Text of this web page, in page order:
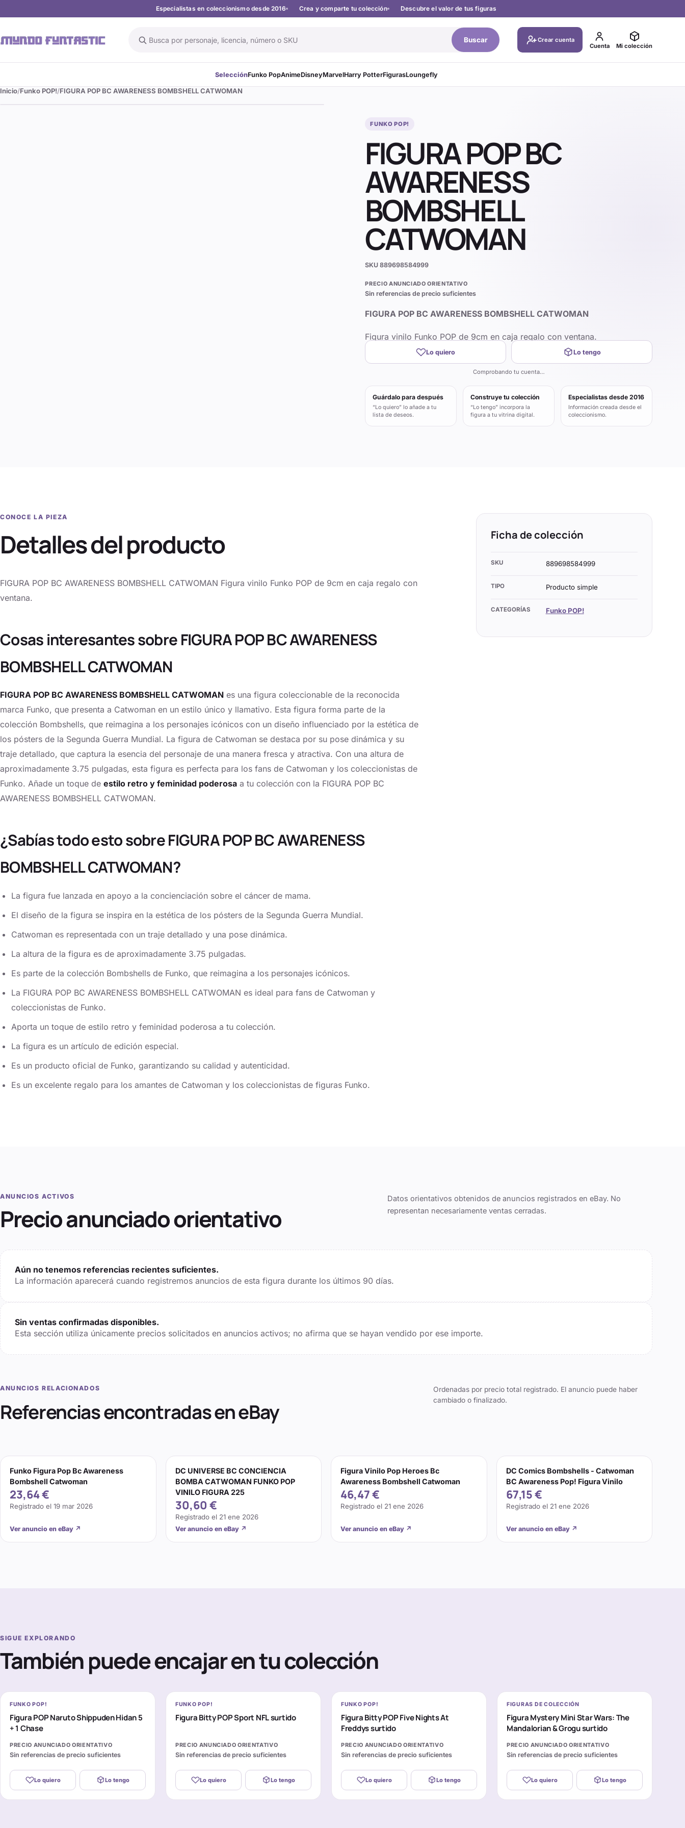
Especialistas en coleccionismo desde 2016 Crea y comparte tu colección Descubre el valor de tus figuras
Buscar en el catálogo Buscar
Crear cuenta
Cuenta
Mi colección
SelecciónFunko PopAnimeDisneyMarvelHarry PotterFigurasLoungefly
Inicio Funko POP! FIGURA POP BC AWARENESS BOMBSHELL CATWOMAN
FUNKO POP!
FIGURA POP BC
AWARENESS
BOMBSHELL
CATWOMAN
SKU889698584999
PRECIO ANUNCIADO ORIENTATIVO
Sin referencias de precio suficientes
FIGURA POP BC AWARENESS BOMBSHELL CATWOMAN
Figura vinilo Funko POP de 9cm en caja regalo con ventana.
Lo quiero Lo tengo
Comprobando tu cuenta…
Guárdalo para después
“Lo quiero” lo añade a tu
lista de deseos.
Construye tu colección
“Lo tengo” incorpora la
figura a tu vitrina digital.
Especialistas desde 2016
Información creada desde el
coleccionismo.
CONOCE LA PIEZA
Detalles del producto
FIGURA POP BC AWARENESS BOMBSHELL CATWOMAN Figura vinilo Funko POP de 9cm en caja regalo con
ventana.
Cosas interesantes sobre FIGURA POP BC AWARENESS
BOMBSHELL CATWOMAN
FIGURA POP BC AWARENESS BOMBSHELL CATWOMAN es una figura coleccionable de la reconocida
marca Funko, que presenta a Catwoman en un estilo único y llamativo. Esta figura forma parte de la
colección Bombshells, que reimagina a los personajes icónicos con un diseño influenciado por la estética de
los pósters de la Segunda Guerra Mundial. La figura de Catwoman se destaca por su pose dinámica y su
traje detallado, que captura la esencia del personaje de una manera fresca y atractiva. Con una altura de
aproximadamente 3.75 pulgadas, esta figura es perfecta para los fans de Catwoman y los coleccionistas de
Funko. Añade un toque de estilo retro y feminidad poderosa a tu colección con la FIGURA POP BC
AWARENESS BOMBSHELL CATWOMAN.
¿Sabías todo esto sobre FIGURA POP BC AWARENESS
BOMBSHELL CATWOMAN?
La figura fue lanzada en apoyo a la concienciación sobre el cáncer de mama.
El diseño de la figura se inspira en la estética de los pósters de la Segunda Guerra Mundial.
Catwoman es representada con un traje detallado y una pose dinámica.
La altura de la figura es de aproximadamente 3.75 pulgadas.
Es parte de la colección Bombshells de Funko, que reimagina a los personajes icónicos.
La FIGURA POP BC AWARENESS BOMBSHELL CATWOMAN es ideal para fans de Catwoman y
coleccionistas de Funko.
Aporta un toque de estilo retro y feminidad poderosa a tu colección.
La figura es un artículo de edición especial.
Es un producto oficial de Funko, garantizando su calidad y autenticidad.
Es un excelente regalo para los amantes de Catwoman y los coleccionistas de figuras Funko.
Ficha de colección
SKU 889698584999
TIPO Producto simple
CATEGORÍAS Funko POP!
ANUNCIOS ACTIVOS
Precio anunciado orientativo
Datos orientativos obtenidos de anuncios registrados en eBay. No
representan necesariamente ventas cerradas.
Aún no tenemos referencias recientes suficientes.
La información aparecerá cuando registremos anuncios de esta figura durante los últimos 90 días.
Sin ventas confirmadas disponibles.
Esta sección utiliza únicamente precios solicitados en anuncios activos; no afirma que se hayan vendido por ese importe.
ANUNCIOS RELACIONADOS
Referencias encontradas en eBay
Ordenadas por precio total registrado. El anuncio puede haber
cambiado o finalizado.
Funko Figura Pop Bc Awareness
Bombshell Catwoman
23,64 €
Registrado el 19 mar 2026
Ver anuncio en eBay ↗
DC UNIVERSE BC CONCIENCIA
BOMBA CATWOMAN FUNKO POP
VINILO FIGURA 225
30,60 €
Registrado el 21 ene 2026
Ver anuncio en eBay ↗
Figura Vinilo Pop Heroes Bc
Awareness Bombshell Catwoman
46,47 €
Registrado el 21 ene 2026
Ver anuncio en eBay ↗
DC Comics Bombshells - Catwoman
BC Awareness Pop! Figura Vinilo
67,15 €
Registrado el 21 ene 2026
Ver anuncio en eBay ↗
SIGUE EXPLORANDO
También puede encajar en tu colección
FUNKO POP!
Figura POP Naruto Shippuden Hidan 5
+ 1 Chase
PRECIO ANUNCIADO ORIENTATIVO
Sin referencias de precio suficientes
Lo quiero Lo tengo
FUNKO POP!
Figura Bitty POP Sport NFL surtido
PRECIO ANUNCIADO ORIENTATIVO
Sin referencias de precio suficientes
Lo quiero Lo tengo
FUNKO POP!
Figura Bitty POP Five Nights At
Freddys surtido
PRECIO ANUNCIADO ORIENTATIVO
Sin referencias de precio suficientes
Lo quiero Lo tengo
FIGURAS DE COLECCIÓN
Figura Mystery Mini Star Wars: The
Mandalorian & Grogu surtido
PRECIO ANUNCIADO ORIENTATIVO
Sin referencias de precio suficientes
Lo quiero Lo tengo